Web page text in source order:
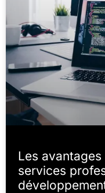
Les avantages
services